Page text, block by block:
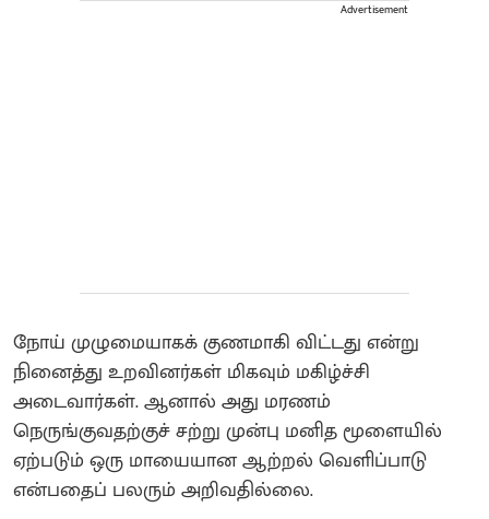
Advertisement
நோய் முழுமையாகக் குணமாகி விட்டது என்று
நினைத்து உறவினர்கள் மிகவும் மகிழ்ச்சி
அடைவார்கள். ஆனால் அது மரணம்
நெருங்குவதற்குச் சற்று முன்பு மனித மூளையில்
ஏற்படும் ஒரு மாயையான ஆற்றல் வெளிப்பாடு
என்பதைப் பலரும் அறிவதில்லை.